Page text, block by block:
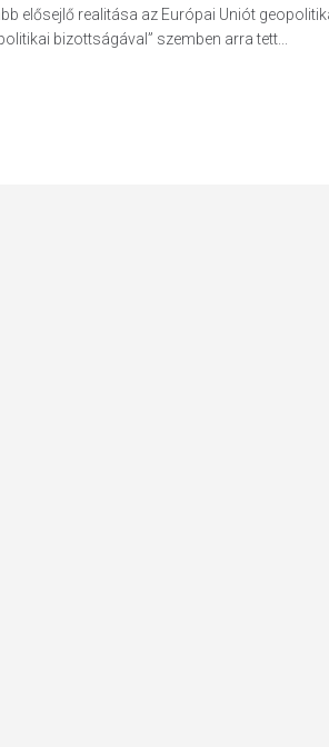
elősejlő realitása az Európai Uniót
bizottságával” szemben arra tett...